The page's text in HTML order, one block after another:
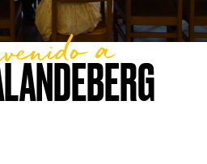
a